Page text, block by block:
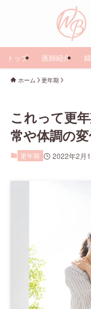
トップ 医師紹介
ホーム 更年期
これって更
常や体調の
更年期 2022年2月